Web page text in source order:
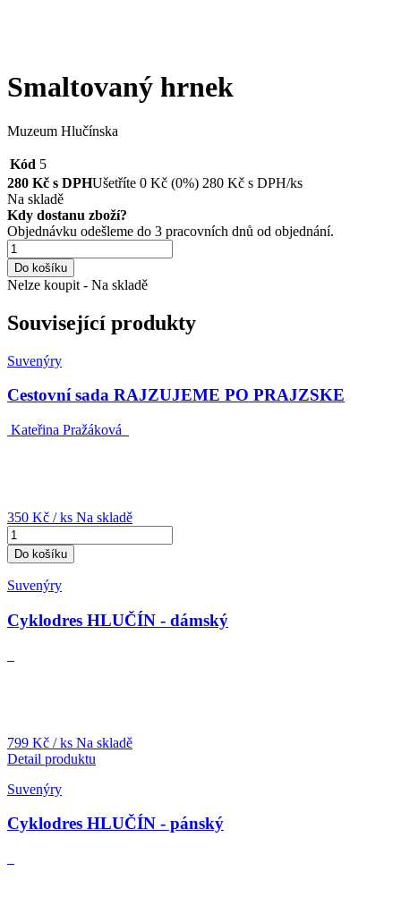
Smaltovaný hrnek
Muzeum Hlučínska
Kód 5
280 Kč s DPHUšetříte 0 Kč (0%) 280 Kč s DPH/ks
Na skladě
Kdy dostanu zboží?
Objednávku odešleme do 3 pracovních dnů od objednání.
Do košíku
Nelze koupit - Na skladě
Související produkty
Suvenýry
Cestovní sada RAJZUJEME PO PRAJZSKE
Kateřina Pražáková
350 Kč / ks Na skladě
Do košíku
Suvenýry
Cyklodres HLUČÍN - dámský
799 Kč / ks Na skladě
Detail produktu
Suvenýry
Cyklodres HLUČÍN - pánský